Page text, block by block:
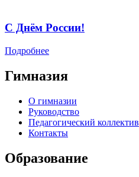
С Днём России!
Подробнее
Гимназия
О гимназии
Руководство
Педагогический коллектив
Контакты
Образование